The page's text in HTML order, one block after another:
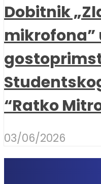
Dobitnik
mikrofona”
“Ratko
03/06/2026